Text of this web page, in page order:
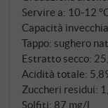
e da due o tre
Servire a: 10‑12
Capacità
Tappo: sughero
Estratto secco:
Acidità totale:
Zuccheri residui:
Solfiti: 87 mg/l